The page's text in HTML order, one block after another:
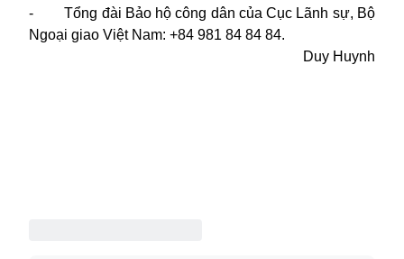
- Tổng đài Bảo hộ công dân của Cục Lãnh sự, Bộ
Ngoại giao Việt Nam: +84 981 84 84 84.
Duy Huynh